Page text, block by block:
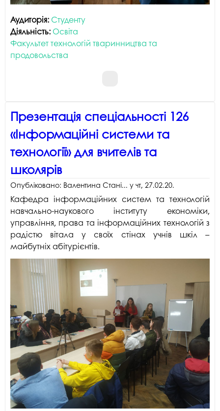
Аудиторія: Студенту
Діяльність: Освіта
Факультет технологій тваринництва та
продовольства
Презентація спеціальності 126
«Інформаційні системи та
технології» для вчителів та
школярів
Опубліковано: Валентина Стані... у чт, 27.02.20.
Кафедра інформаційних систем та технологій
навчально-наукового інституту економіки,
управління, права та інформаційних технологій з
радістю вітала у своїх стінах учнів шкіл –
майбутніх абітурієнтів.